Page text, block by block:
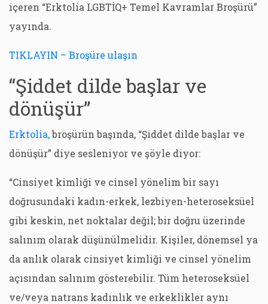
içeren “Erktolia LGBTİQ+ Temel Kavramlar Broşürü”
yayında.
TIKLAYIN – Broşüre ulaşın
“Şiddet dilde başlar ve
dönüşür”
Erktolia,broşürün başında, “Şiddet dilde başlar ve
dönüşür” diye sesleniyor ve şöyle diyor:
“Cinsiyet kimliği ve cinsel yönelim bir sayı
doğrusundaki kadın-erkek, lezbiyen-heteroseksüel
gibi keskin, net noktalar değil; bir doğru üzerinde
salınım olarak düşünülmelidir. Kişiler, dönemsel ya
da anlık olarak cinsiyet kimliği ve cinsel yönelim
açısından salınım gösterebilir. Tüm heteroseksüel
ve/veya natrans kadınlık ve erkeklikler aynı